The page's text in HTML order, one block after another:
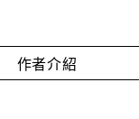
作者介紹